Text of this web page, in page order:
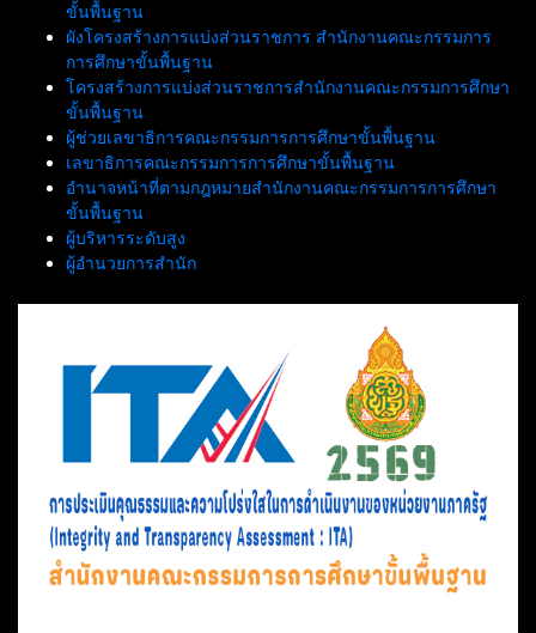
ขั้นพื้นฐาน
ผังโครงสร้างการแบ่งส่วนราชการ สำนักงานคณะกรรมการ
การศึกษาขั้นพื้นฐาน
โครงสร้างการแบ่งส่วนราชการสำนักงานคณะกรรมการศึกษา
ขั้นพื้นฐาน
ผู้ช่วยเลขาธิการคณะกรรมการการศึกษาขั้นพื้นฐาน
เลขาธิการคณะกรรมการการศึกษาขั้นพื้นฐาน
อำนาจหน้าที่ตามกฎหมายสำนักงานคณะกรรมการการศึกษา
ขั้นพื้นฐาน
ผู้บริหารระดับสูง
ผู้อำนวยการสำนัก